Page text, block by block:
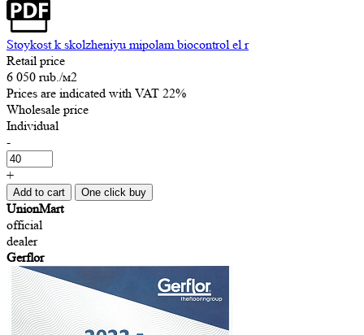
Stoykost k skolzheniyu mipolam biocontrol el r
Retail price
6 050 rub./м2
Prices are indicated with VAT 22%
Wholesale price
Individual
-
+
Add to cart One click buy
UnionMart
official
dealer
Gerflor